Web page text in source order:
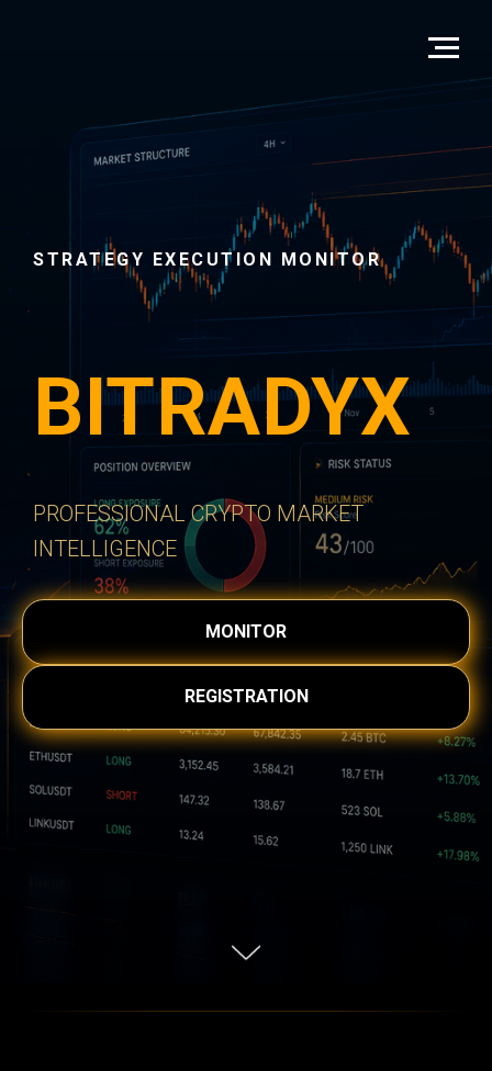
STRATEGY EXECUTION MONITOR
BITRADYX
PROFESSIONAL CRYPTO MARKET
INTELLIGENCE
MONITOR
REGISTRATION